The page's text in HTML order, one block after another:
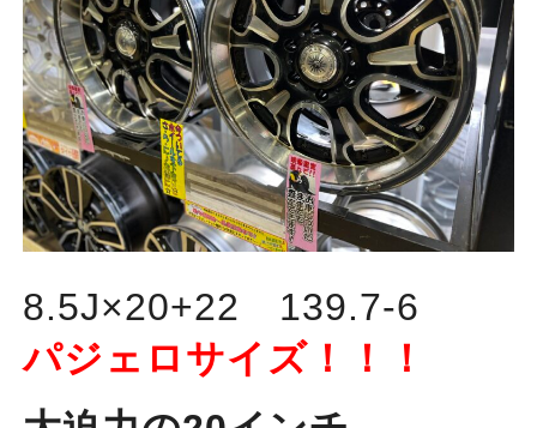
8.5J×20+22 139.7-6
パジェロサイズ！！！